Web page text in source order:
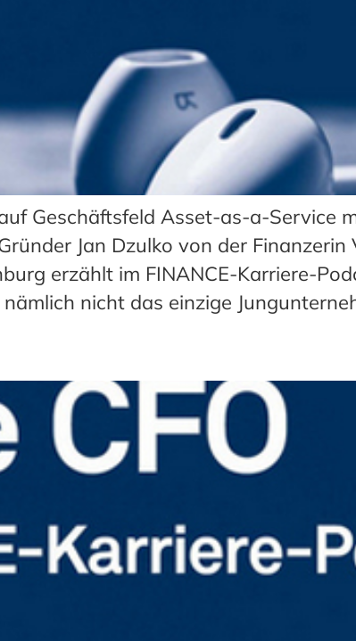
Geschäftsfeld Asset-as-a-Service
Jan Dzulko von der Finanzerin
erzählt im FINANCE-Karriere-
nicht das einzige